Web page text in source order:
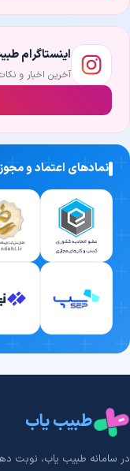
اینستاگرام
آخرین اخبار و
نمادهای اعتماد و
طبیب یاب
در سامانه طبیب‌ یاب، نوبت